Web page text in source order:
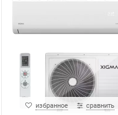
избранное сравнить